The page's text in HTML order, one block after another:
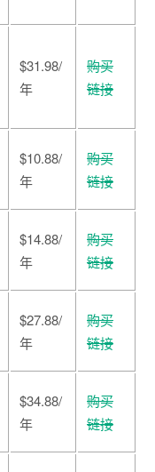
$31.98/
年
购买
链接
$10.88/
年
购买
链接
$14.88/
年
购买
链接
$27.88/
年
购买
链接
$34.88/
年
购买
链接